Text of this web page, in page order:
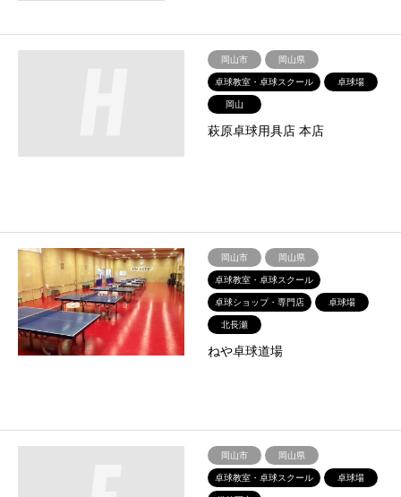
岡山市
岡山県
卓球教室・卓球スクール
卓球場
岡山
萩原卓球用具店 本店
岡山市
岡山県
卓球教室・卓球スクール
卓球ショップ・専門店
卓球場
北長瀬
ねや卓球道場
岡山市
岡山県
卓球教室・卓球スクール
卓球場